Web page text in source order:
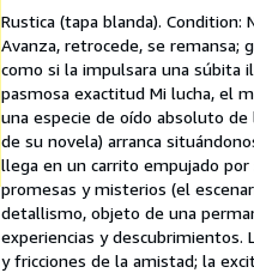
5
out
of
5
stars
Rustica (tapa blanda).
Avanza, retrocede, se remansa;
como si la impulsara una súbita
pasmosa exactitud Mi lucha, el
una especie de oído absoluto
de su novela) arranca
llega en un carrito empujado
promesas y misterios (el
detallismo, objeto de una
experiencias y descubrimientos.
y fricciones de la amistad; la